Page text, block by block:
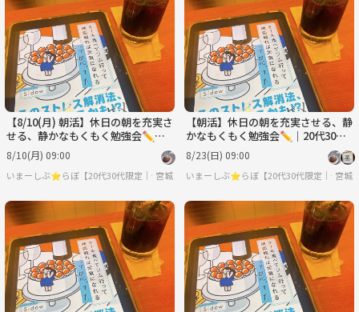
月
8/31
火
9/1 9/3
金
9/4
土
9/5
【8/10(月) 朝活】休日の朝を充実さ
せる、静かなもくもく勉強会✏️｜2
0代30代限定
8/10(月) 09:00
いまーしぶ⭐︎らぼ【20代30代限定｜仙台・朝活・もくもく会】
宮城
【朝活】休日の朝を充実させる、静
かなもくもく勉強会✏️｜20代30代
限定
8/23(日) 09:00
いまーしぶ⭐︎らぼ【20代30代限定｜仙台
宮城